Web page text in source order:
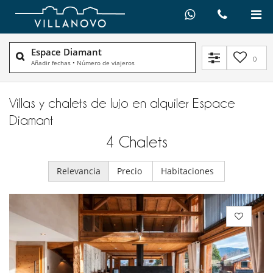
Espace Diamant
Añadir fechas • Número de viajeros 0
Villas y chalets de lujo en alquiler​ Espace
Diamant
4 Chalets
Relevancia Precio Habitaciones